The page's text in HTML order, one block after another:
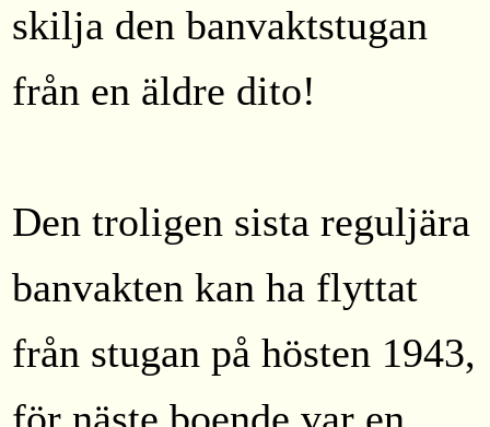
skilja den banvaktstugan
från en äldre dito!
Den troligen sista reguljära
banvakten kan ha flyttat
från stugan på hösten 1943,